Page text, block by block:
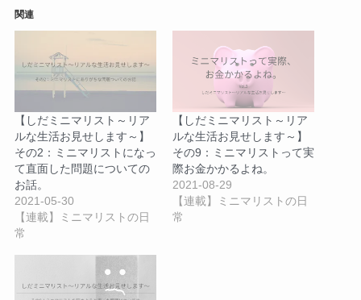
関連
【しだミニマリスト～リア
ルな生活お見せします～】
その2：ミニマリストになっ
て直面した問題についての
お話。
2021-05-30
【連載】ミニマリストの日
常
【しだミニマリスト～リア
ルな生活お見せします～】
その9：ミニマリストって実
際お金かかるよね。
2021-08-29
【連載】ミニマリストの日
常